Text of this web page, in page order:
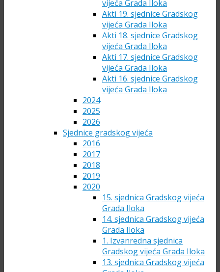
vijeća Grada Iloka
Akti 19. sjednice Gradskog
vijeća Grada Iloka
Akti 18. sjednice Gradskog
vijeća Grada Iloka
Akti 17. sjednice Gradskog
vijeća Grada Iloka
Akti 16. sjednice Gradskog
vijeća Grada Iloka
2024
2025
2026
Sjednice gradskog vijeća
2016
2017
2018
2019
2020
15. sjednica Gradskog vijeća
Grada Iloka
14. sjednica Gradskog vijeća
Grada Iloka
1. Izvanredna sjednica
Gradskog vijeća Grada Iloka
13. sjednica Gradskog vijeća